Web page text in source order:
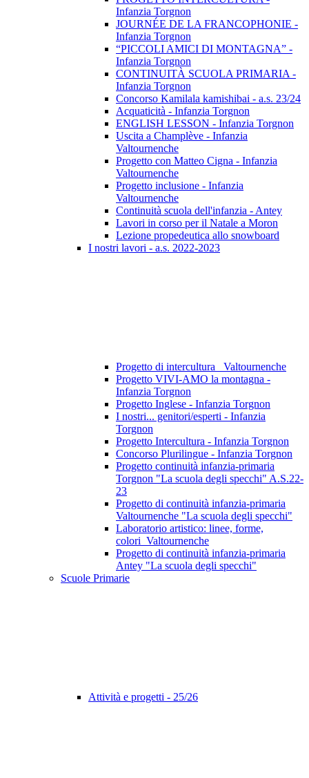
Infanzia Torgnon
JOURNÉE DE LA FRANCOPHONIE -
Infanzia Torgnon
“PICCOLI AMICI DI MONTAGNA” -
Infanzia Torgnon
CONTINUITÀ SCUOLA PRIMARIA -
Infanzia Torgnon
Concorso Kamilala kamishibai - a.s. 23/24
Acquaticità - Infanzia Torgnon
ENGLISH LESSON - Infanzia Torgnon
Uscita a Champlève - Infanzia
Valtournenche
Progetto con Matteo Cigna - Infanzia
Valtournenche
Progetto inclusione - Infanzia
Valtournenche
Continuità scuola dell'infanzia - Antey
Lavori in corso per il Natale a Moron
Lezione propedeutica allo snowboard
I nostri lavori - a.s. 2022-2023
Progetto di intercultura_ Valtournenche
Progetto VIVI-AMO la montagna -
Infanzia Torgnon
Progetto Inglese - Infanzia Torgnon
I nostri... genitori/esperti - Infanzia
Torgnon
Progetto Intercultura - Infanzia Torgnon
Concorso Plurilingue - Infanzia Torgnon
Progetto continuità infanzia-primaria
Torgnon "La scuola degli specchi" A.S.22-
23
Progetto di continuità infanzia-primaria
Valtournenche "La scuola degli specchi"
Laboratorio artistico: linee, forme,
colori_Valtournenche
Progetto di continuità infanzia-primaria
Antey "La scuola degli specchi"
Scuole Primarie
Attività e progetti - 25/26